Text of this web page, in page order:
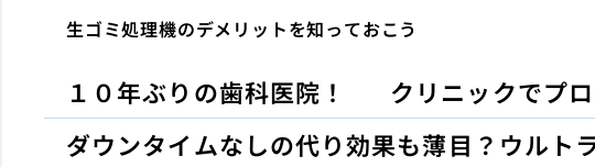
生ゴミ処理機のデメリットを知っておこう
１０年ぶりの歯科医院！
クリニックでプ
ダウンタイムなしの代り効果も薄目？ウルト